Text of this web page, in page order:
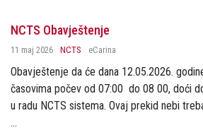
NCTS Obavještenje
11 maj 2026 NCTS eCarina
Obavještenje da će dana 12.05.2026.
časovima počev od 07:00 do 08 00, doći
u radu NCTS sistema. Ovaj prekid nebi
...